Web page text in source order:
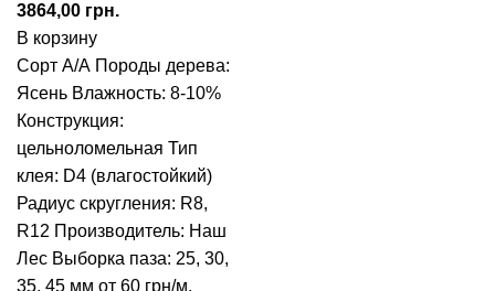
грн.
В корзину
Сорт А/А Породы дерева:
Ясень Влажность: 8-10%
Конструкция:
цельноломельная Тип
клея: D4 (влагостойкий)
Радиус скругления: R8,
R12 Производитель: Наш
Лес Выборка паза: 25, 30,
35, 45 мм от 60 грн/м.